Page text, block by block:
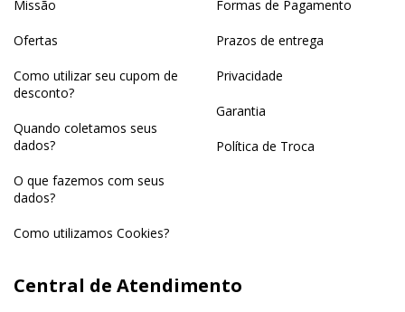
Missão
Ofertas
Como utilizar seu cupom de
desconto?
Quando coletamos seus
dados?
O que fazemos com seus
dados?
Como utilizamos Cookies?
Formas de Pagamento
Prazos de entrega
Privacidade
Garantia
Política de Troca
Central de Atendimento